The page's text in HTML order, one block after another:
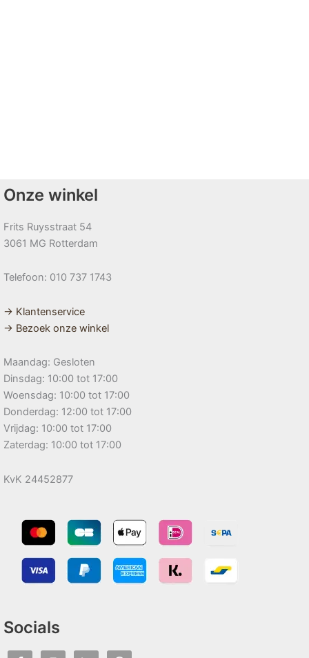
Onze winkel
Frits Ruysstraat 54
3061 MG Rotterdam
Telefoon: 010 737 1743
→ Klantenservice
→ Bezoek onze winkel
Maandag: Gesloten
Dinsdag: 10:00 tot 17:00
Woensdag: 10:00 tot 17:00
Donderdag: 12:00 tot 17:00
Vrijdag: 10:00 tot 17:00
Zaterdag: 10:00 tot 17:00
KvK 24452877
Socials